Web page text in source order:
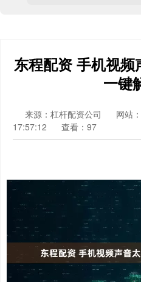
东程配资 手机视
一键
来源：杠杆配资公司 网站
17:57:12
查看：97